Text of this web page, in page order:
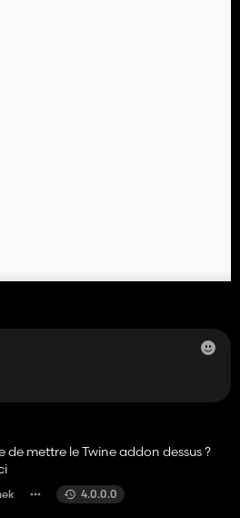
de mettre le Twine addon dessus ?
4.0.0.0